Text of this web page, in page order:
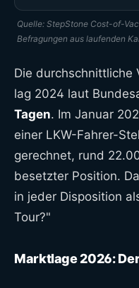
Quelle: StepStone Cost-of-
Befragungen aus laufenden
Die durchschnittliche
lag 2024 laut
Tagen. Im Januar
einer LKW-Fahrer-
gerechnet, rund
besetzter Position.
in jeder Disposition
Tour?"
Marktlage 2026: